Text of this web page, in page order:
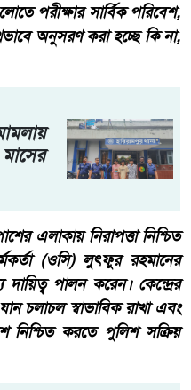
পরীক্ষার সার্বিক পরিবেশ,
অনুসরণ করা হচ্ছে কি না,
এলাকায় নিরাপত্তা নিশ্চিত
(ওসি) লুৎফুর রহমানের
পালন করেন। কেন্দ্রের
চলাচল স্বাভাবিক রাখা এবং
নিশ্চিত করতে পুলিশ সক্রিয়